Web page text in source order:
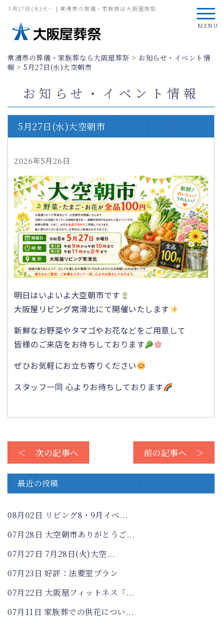
5月27日(水)大… | 常滑市の葬儀・家族葬は大阪屋葬祭
MENU
常滑市の葬儀・家族葬なら大阪屋葬祭 > お知らせ・イベント情
報 > 5月27日(水)大空朝市
お知らせ・イベント情報
5月27日(水)大空朝市
2026年5月26日
明日はいよいよ大空朝市です
大阪屋リビング常滑北にて開催いたします
新鮮なお野菜やタマゴやお花などをご用意して
皆様のご来店をお待ちしております
ぜひお気軽にお立ち寄りください
スタッフ一同 心よりお待ちしております
＜ 次の記事へ 前の記事へ ＞
最近の投稿
08月02日 リビング8・9月イベ...
07月28日 大空朝市ありがとうご...
07月27日 7月28日(火)大空...
07月23日 好評：法要室プラン
07月22日 大阪屋フィットネス「...
07月11日 家族葬での供花につい...